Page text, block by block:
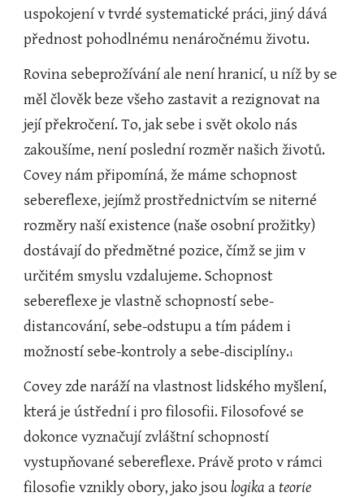
uspokojení v tvrdé systematické práci, jiný dává
přednost pohodlnému nenáročnému životu.
Rovina sebeprožívání ale není hranicí, u níž by se
měl člověk beze všeho zastavit a rezignovat na
její překročení. To, jak sebe i svět okolo nás
zakoušíme, není poslední rozměr našich životů.
Covey nám připomíná, že máme schopnost
sebereflexe, jejímž prostřednictvím se niterné
rozměry naší existence (naše osobní prožitky)
dostávají do předmětné pozice, čímž se jim v
určitém smyslu vzdalujeme. Schopnost
sebereflexe je vlastně schopností sebe-
distancování, sebe-odstupu a tím pádem i
možností sebe-kontroly a sebe-disciplíny.1
Covey zde naráží na vlastnost lidského myšlení,
která je ústřední i pro filosofii. Filosofové se
dokonce vyznačují zvláštní schopností
vystupňované sebereflexe. Právě proto v rámci
filosofie vznikly obory, jako jsou logika a teorie